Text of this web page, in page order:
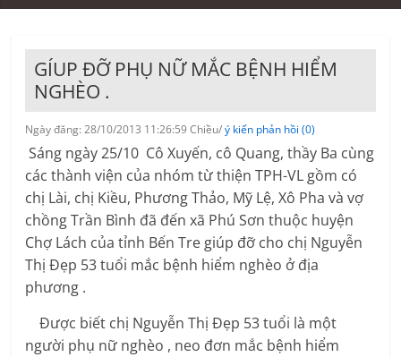
GÍUP ĐỠ PHỤ NỮ MẮC BỆNH HIỂM
NGHÈO .
Ngày đăng: 28/10/2013 11:26:59 Chiều/ý kiến phản hồi (0)
Sáng ngày 25/10 Cô Xuyến, cô Quang, thầy Ba cùng
các thành viện của nhóm từ thiện TPH-VL gồm có
chị Lài, chị Kiều, Phương Thảo, Mỹ Lệ, Xô Pha và vợ
chồng Trần Bình đã đến xã Phú Sơn thuộc huyện
Chợ Lách của tỉnh Bến Tre giúp đỡ cho chị Nguyễn
Thị Đẹp 53 tuổi mắc bệnh hiểm nghèo ở địa
phương .
Được biết chị Nguyễn Thị Đẹp 53 tuổi là một
người phụ nữ nghèo , neo đơn mắc bệnh hiểm